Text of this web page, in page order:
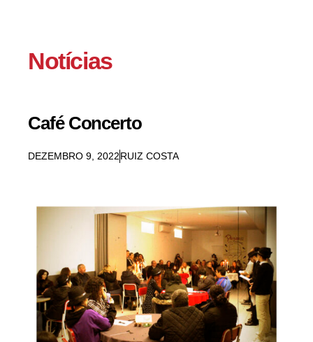
Notícias
Café Concerto
DEZEMBRO 9, 2022RUIZ COSTA